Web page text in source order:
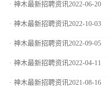
· 神木最新招聘资讯2022-06-20
· 神木最新招聘资讯2022-10-03
· 神木最新招聘资讯2022-09-05
· 神木最新招聘资讯2022-04-11
· 神木最新招聘资讯2021-08-16